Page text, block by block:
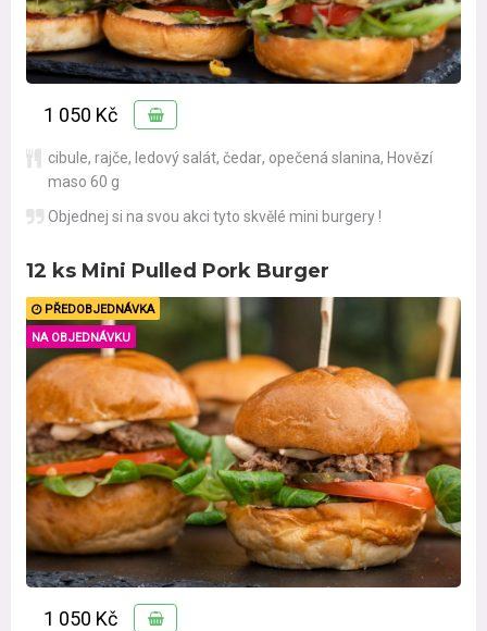
1 050 Kč
cibule, rajče, ledový salát, čedar, opečená slanina, Hovězí
maso 60 g
Objednej si na svou akci tyto skvělé mini burgery !
12 ks Mini Pulled Pork Burger
PŘEDOBJEDNÁVKA
NA OBJEDNÁVKU
1 050 Kč